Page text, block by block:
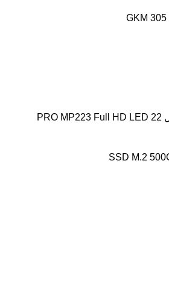
مانیتور ام اس آی مدل PRO MP223 Full HD LED 22